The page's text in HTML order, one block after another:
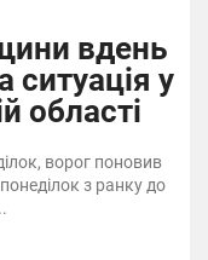
вдень
ситуація у
області
ворог поновив
з ранку до